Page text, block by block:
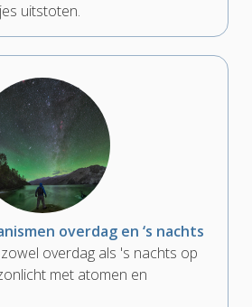
uitstoten.
overdag en ‘s nachts
overdag als 's nachts op
met atomen en